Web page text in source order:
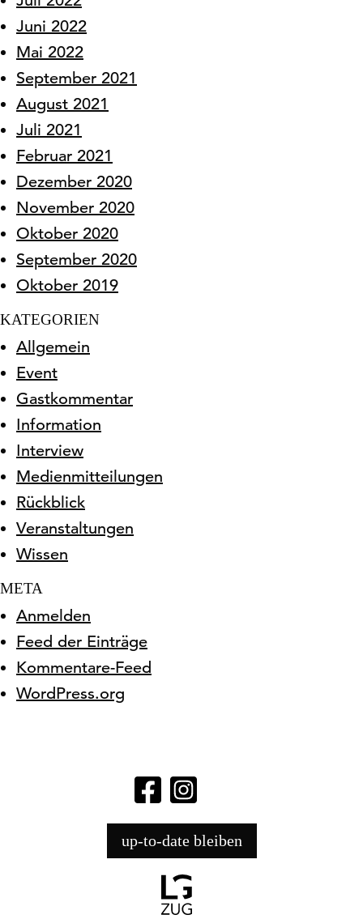
Juni 2022
Mai 2022
September 2021
August 2021
Juli 2021
Februar 2021
Dezember 2020
November 2020
Oktober 2020
September 2020
Oktober 2019
KATEGORIEN
Allgemein
Event
Gastkommentar
Information
Interview
Medienmitteilungen
Rückblick
Veranstaltungen
Wissen
META
Anmelden
Feed der Einträge
Kommentare-Feed
WordPress.org
up-to-date bleiben